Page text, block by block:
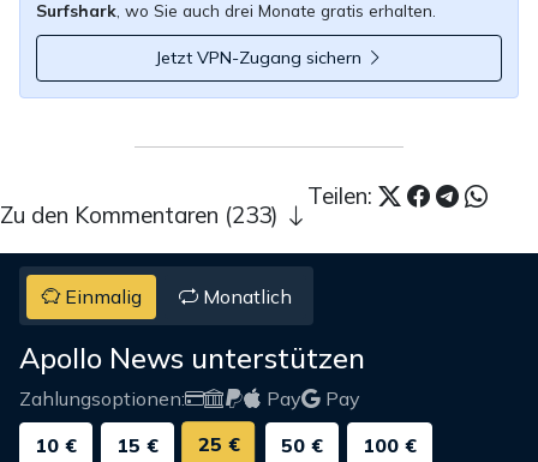
Surfshark, wo Sie auch drei Monate gratis erhalten.
Jetzt VPN-Zugang sichern
Teilen:
Zu den Kommentaren (233)
Einmalig Monatlich
Apollo News unterstützen
Zahlungsoptionen: Pay
Pay
10 €
15 € 25 € 50 € 100 €